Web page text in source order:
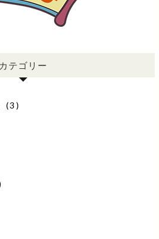
カテゴリー
(3)